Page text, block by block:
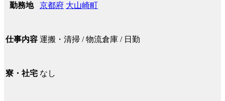
勤務地 京都府 大山崎町
仕事内容 運搬・清掃 / 物流倉庫 / 日勤
寮・社宅 なし